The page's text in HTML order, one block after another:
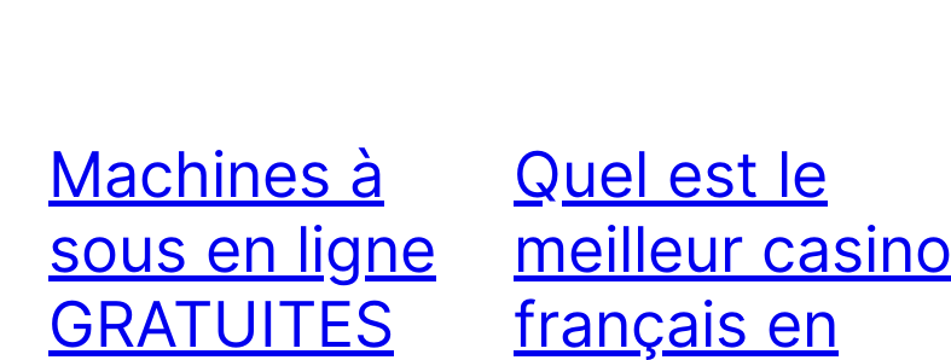
Machines à
sous en ligne
GRATUITES
Quel est le
meilleur casino
français en